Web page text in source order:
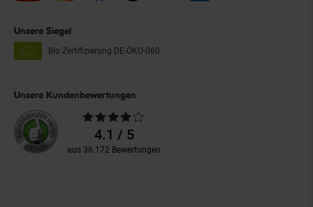
Unsere Siegel
Bio Zertifizierung DE-ÖKO-060
Unsere Kundenbewertungen
Durchschnittliche
Bewertungen4.1 / 5
aus 36.172 Bewertungen